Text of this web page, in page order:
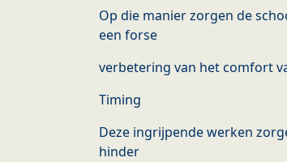
Op die manier zorgen de
een forse
verbetering van het comfort
Timing
Deze ingrijpende werken
hinder